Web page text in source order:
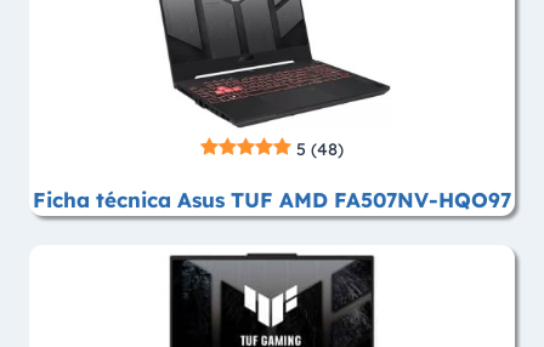
5 (48)
Ficha técnica Asus TUF AMD FA507NV-HQO97